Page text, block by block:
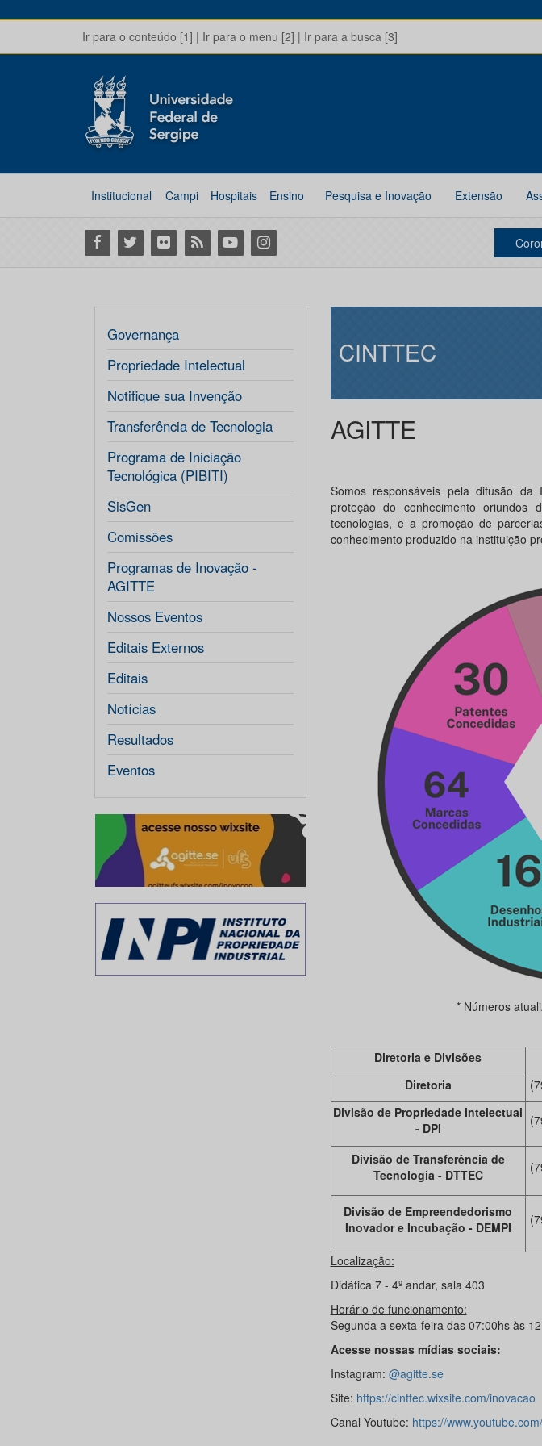
Ir para o conteúdo [1] | Ir para o menu [2] | Ir para a busca [3]
Institucional Campi Hospitais Ensino Pesquisa e Inovação Extensão
Facebook
Twitter Flickr RSS YoutubeInstagram
Governança
Propriedade Intelectual
Notifique sua Invenção
Transferência de Tecnologia
Programa de Iniciação
Tecnológica (PIBITI)
SisGen
Comissões
Programas de Inovação -
AGITTE
Nossos Eventos
Editais Externos
Editais
Notícias
Resultados
Eventos
CINTTEC
AGITTE
Somos responsáveis pela difusão da
proteção do conhecimento oriundos
tecnologias, e a promoção de
conhecimento produzido na instituição
* Números
Diretoria e Divisões
Diretoria
Divisão de Propriedade Intelectual
- DPI
Divisão de Transferência de
Tecnologia - DTTEC
Divisão de Empreendedorismo
Inovador e Incubação - DEMPI
Localização:
Didática 7 - 4º andar, sala 403
Horário de funcionamento:
Segunda a sexta-feira das 07:00hs às
Acesse nossas mídias sociais:
Instagram: @agitte.se
Site: https://cinttec.wixsite.com/inovacao
Canal Youtube: https://